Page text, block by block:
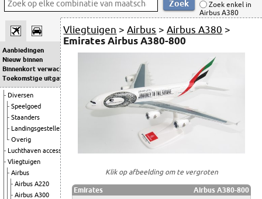
Zoek enkel in
Airbus A380
Aanbiedingen
Nieuw binnen
Binnenkort verwacht
Toekomstige uitgaven
Diversen
Speelgoed
Staanders
Landingsgestellen
Overig
Luchthaven accessoires
Vliegtuigen
Airbus
Airbus A220
Airbus A300
Vliegtuigen >Airbus >Airbus A380 >
Emirates Airbus A380-800
Klik op afbeelding om te vergroten
Emirates
Airbus A380-800